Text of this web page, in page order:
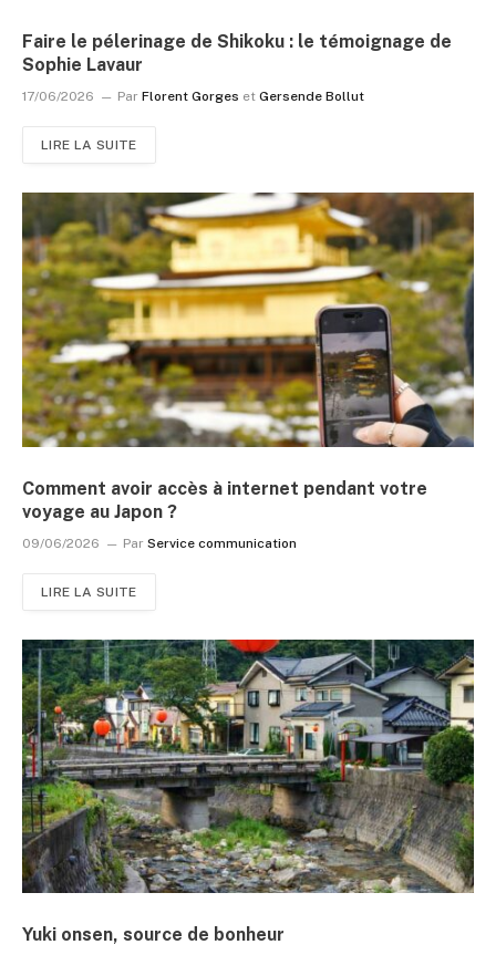
Faire le pélerinage de Shikoku : le témoignage de
Sophie Lavaur
17/06/2026 Par Florent Gorges et Gersende Bollut
LIRE LA SUITE
Comment avoir accès à internet pendant votre
voyage au Japon ?
09/06/2026 Par Service communication
LIRE LA SUITE
Yuki onsen, source de bonheur